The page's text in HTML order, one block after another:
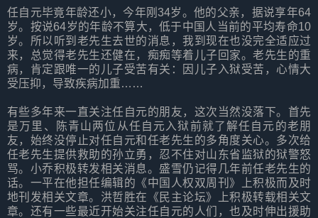
任自元毕竟年龄还小，今年刚34岁。他的父亲，据说享年64
岁。按说64岁的年龄不算大，低于中国人当前的平均寿命10
岁。所以听到老先生去世的消息，我到现在也没完全适应过
来，总觉得老先生还健在，痴痴等着儿子回家。老先生的重
病，肯定跟唯一的儿子受苦有关：因儿子入狱受苦，心情大
受压抑，导致疾病加重……
有些多年来一直关注任自元的朋友，这次当然没落下。首先
是万里、陈青山两位从任自元入狱前就了解任自元的老朋
友，始终没停止对任自元和任老先生的多角度关心。多次给
任老先生提供救助的孙立勇，忍不住对山东省监狱的狱警怒
骂。小乔积极转发相关消息。盛雪仍记得几年前任老先生的
话。一平在他担任编辑的《中国人权双周刊》上积极而及时
地刊发相关文章。洪哲胜在《民主论坛》上积极转载相关文
章。还有一些最近开始关注任自元的人们，也及时伸出援助